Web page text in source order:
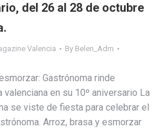
del 26 al 28 de octubre
Valencia By Belen_Adm
Gastrónoma rinde
valenciana en su 10º aniversario La
se viste de fiesta para celebrar el
Arroz, brasa y esmorzar